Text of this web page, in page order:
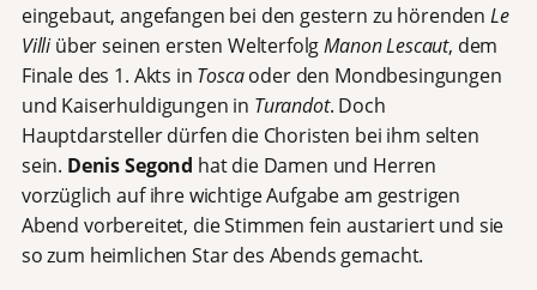
eingebaut, angefangen bei den gestern zu hörenden Le
Villiüber seinen ersten WelterfolgManon Lescaut, dem
Finale des 1. Akts in Toscaoder den Mondbesingungen
und Kaiserhuldigungen in Turandot. Doch
Hauptdarsteller dürfen die Choristen bei ihm selten
sein. Denis Segond hat die Damen und Herren
vorzüglich auf ihre wichtige Aufgabe am gestrigen
Abend vorbereitet, die Stimmen fein austariert und sie
so zum heimlichen Star des Abends gemacht.